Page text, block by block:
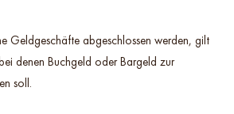
Geldgeschäfte abgeschlossen werden, gilt
denen Buchgeld oder Bargeld zur
soll.